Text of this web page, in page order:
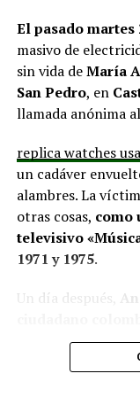
proyectos
que hasta la fecha
si se entregarán
estos son
hace tiempo y
En la comuna de
Yáñezindicó que
a los municipios
que durante el año
reconoció una
ha presentado
a los esfuerzos,
generando
El pasado
masivo de
sin vida deMaría
San Pedro, en
llamada anónima
replica watches usa
un cadáver
alambres. La
otras cosas, como
televisivo
1971 y 1975.
Un día después,
se